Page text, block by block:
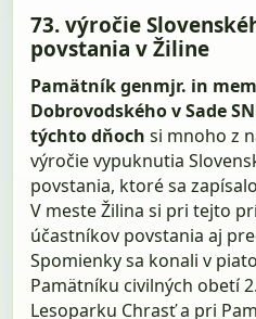
73. výročie
povstania v Žiline
Pamätník genmjr. in
Dobrovodského v Sade
týchto dňoch si mnoho z
výročie vypuknutia
povstania, ktoré sa
V meste Žilina si pri tejto
účastníkov povstania aj
Spomienky sa konali v
Pamätníku civilných obetí
Lesoparku Chrasť a pri